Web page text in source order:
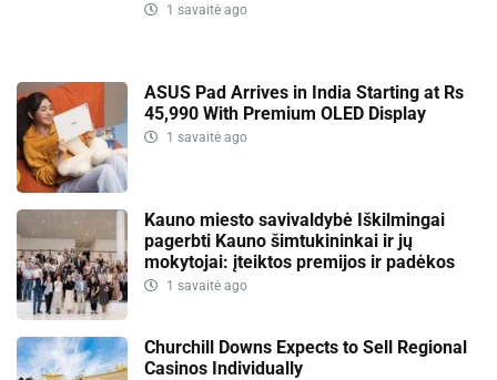
1 savaitė ago
ASUS Pad Arrives in India Starting at Rs
45,990 With Premium OLED Display
1 savaitė ago
Kauno miesto savivaldybė Iškilmingai
pagerbti Kauno šimtukininkai ir jų
mokytojai: įteiktos premijos ir padėkos
1 savaitė ago
Churchill Downs Expects to Sell Regional
Casinos Individually